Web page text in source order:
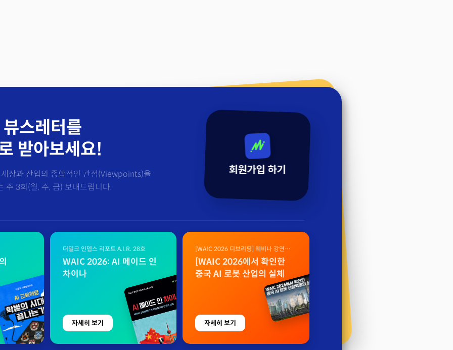
스레터를
받아보세요!
상과 산업의 종합적인 관점(Viewpoints)을
주 3회(월, 수, 금) 보내드립니다.
회원가입 하기
더밀크 인뎁스 리포트 A.I.R. 28호
WAIC 2026: AI 메이드 인
차이나
자세히 보기
[WAIC 2026 디브리핑] 웨비나 강연
자료
[WAIC 2026에서 확인한
중국 AI 로봇 산업의 실체
자세히 보기